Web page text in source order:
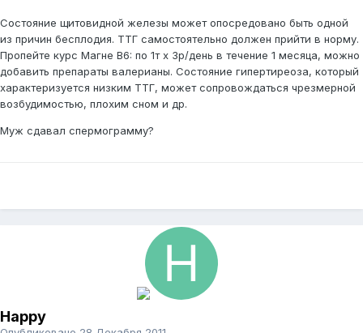
Состояние щитовидной железы может опосредовано быть одной
из причин бесплодия. ТТГ самостоятельно должен прийти в норму.
Пропейте курс Магне В6: по 1т х 3р/день в течение 1 месяца, можно
добавить препараты валерианы. Состояние гипертиреоза, который
характеризуется низким ТТГ, может сопровождаться чрезмерной
возбудимостью, плохим сном и др.
Муж сдавал спермограмму?
Happy